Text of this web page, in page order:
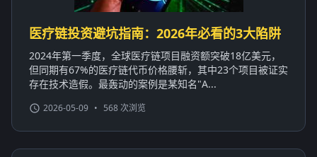
医疗链投资避坑指南：2026年必看的3大陷阱
2024年第一季度，全球医疗链项目融资额突破18亿美元，
但同期有67%的医疗链代币价格腰斩，其中23个项目被证实
存在技术造假。最轰动的案例是某知名"A...
2026-05-09 • 568 次浏览